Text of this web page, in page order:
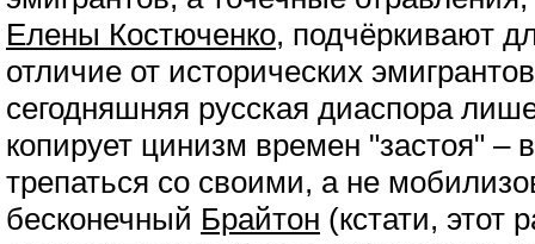
Елены Костюченко, подчёркивают
отличие от исторических
сегодняшняя русская диаспора
копирует цинизм времен "застоя" –
трепаться со своими, а не
бесконечный Брайтон (кстати, этот